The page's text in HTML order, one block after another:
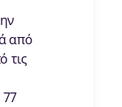
από
τις